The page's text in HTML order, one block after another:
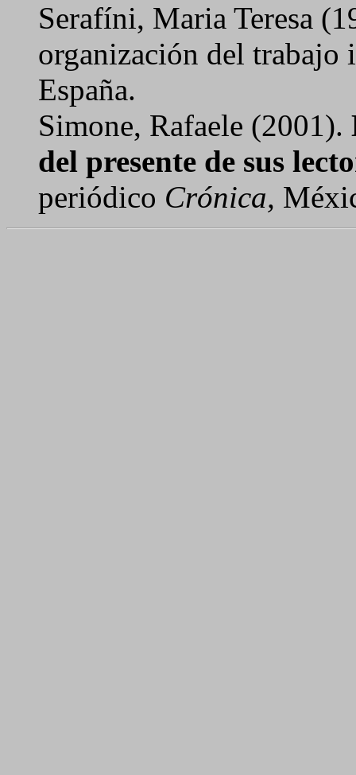
Serafíni, Maria Teresa
organización del trabajo
España.
Simone, Rafaele (2001).
del presente de sus
periódico Crónica,